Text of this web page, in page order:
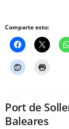
Comparte esto:
Port de
Baleares